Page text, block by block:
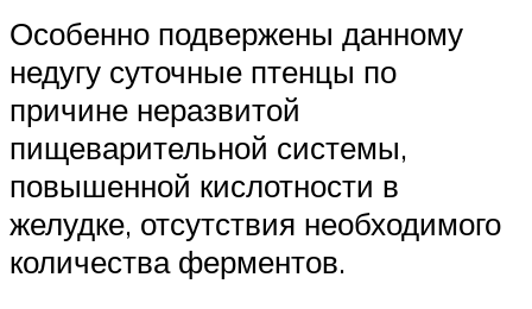
Особенно подвержены данному
недугу суточные птенцы по
причине неразвитой
пищеварительной системы,
повышенной кислотности в
желудке, отсутствия необходимого
количества ферментов.